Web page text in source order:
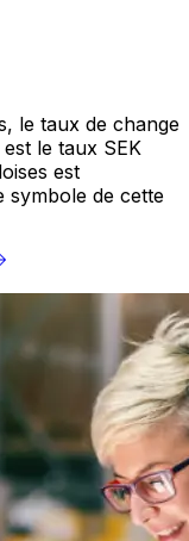
le taux de change
le taux SEK
est
symbole de cette